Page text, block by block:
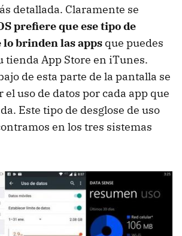
detallada. Claramente se
prefiere que ese tipo de
brinden las apps que puedes
tienda App Store en iTunes.
de esta parte de la pantalla se
uso de datos por cada app que
Este tipo de desglose de uso
en los tres sistemas